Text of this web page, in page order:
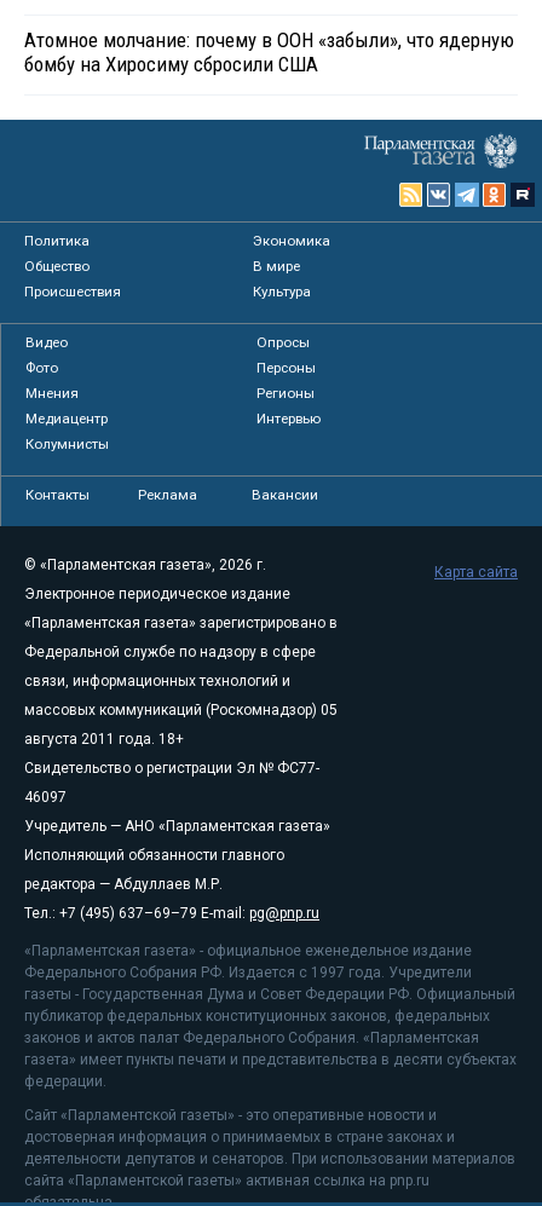
Атомное молчание: почему в ООН «забыли», что ядерную
бомбу на Хиросиму сбросили США
Политика
Экономика
Общество
В мире
Происшествия
Культура
Видео
Опросы
Фото
Персоны
Мнения
Регионы
Медиацентр
Интервью
Колумнисты
Контакты Реклама Вакансии
© «Парламентская газета», 2026 г.
Электронное периодическое издание
«Парламентская газета» зарегистрировано в
Федеральной службе по надзору в сфере
связи, информационных технологий и
массовых коммуникаций (Роскомнадзор) 05
августа 2011 года. 18+
Свидетельство о регистрации Эл № ФС77-
46097
Учредитель — АНО «Парламентская газета»
Исполняющий обязанности главного
редактора — Абдуллаев М.Р.
Тел.: +7 (495) 637–69–79 E-mail: pg@pnp.ru
«Парламентская газета» - официальное еженедельное издание
Федерального Собрания РФ. Издается с 1997 года. Учредители
газеты - Государственная Дума и Совет Федерации РФ. Официальный
публикатор федеральных конституционных законов, федеральных
законов и актов палат Федерального Собрания. «Парламентская
газета» имеет пункты печати и представительства в десяти субъектах
федерации.
Сайт «Парламентской газеты» - это оперативные новости и
достоверная информация о принимаемых в стране законах и
деятельности депутатов и сенаторов. При использовании материалов
сайта «Парламентской газеты» активная ссылка на pnp.ru
обязательна.
Карта сайта